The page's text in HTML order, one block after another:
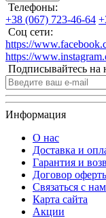
Телефоны:
+38 (067) 723-46-64
Соц сети:
https://
https://
Подписывайтесь на
Информация
О нас
Доставка и
Гарантия и
Договор
Связаться с
Карта сайта
Акции